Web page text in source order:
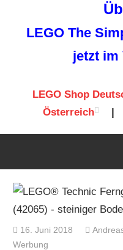
LEGO The
jetzt im
LEGO Shop
Österreich
|
16. Juni 2018
Werbung